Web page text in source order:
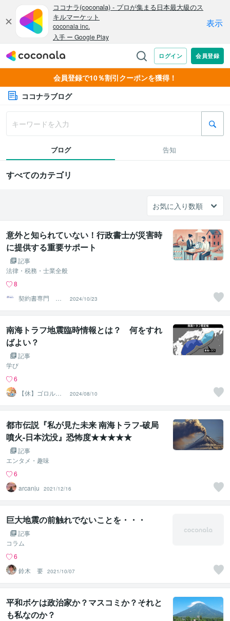
会員登録で10％割引クーポンを獲得！
ココナラブログ
ブログ 告知
すべてのカテゴリ
意外と知られていない！行政書士が災害時
に提供する重要サポート
記事
法律・税務・士業全般
8
契約書専門 ア
トラス行政書士
法人
2024/10/23
南海トラフ地震臨時情報とは？ 何をすれ
ばよい？
記事
学び
6
【休】ゴロル～
まったりライフ
クラフター～
2024/08/10
都市伝説『私が見た未来 南海トラフ-破局
噴火-日本沈没』恐怖度★★★★★
記事
エンタメ・趣味
6
arcanju
2021/12/16
巨大地震の前触れでないことを・・・
記事
コラム
6
鈴木 要 2021/10/07
平和ボケは政治家か？マスコミか？それと
も私なのか？